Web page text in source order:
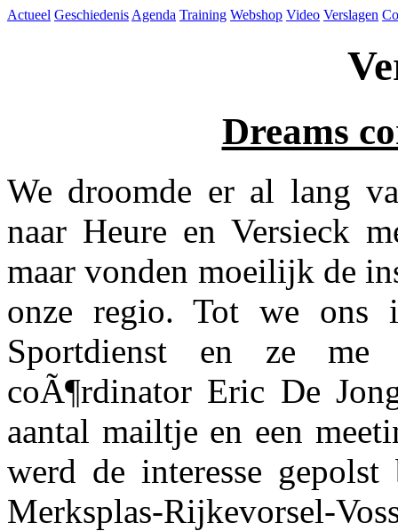
Actueel Geschiedenis Agenda Training Webshop Video Verslagen
Dreams
We droomde er al lang
naar Heure en Versieck
maar vonden moeilijk de
onze regio. Tot we ons
Sportdienst en ze
coÃ¶rdinator Eric De
aantal mailtje en een
werd de interesse
Merksplas-Rijkevorsel-